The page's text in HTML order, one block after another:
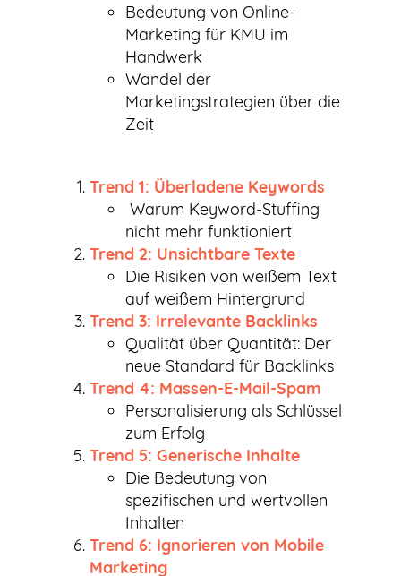
Bedeutung von Online-
Marketing für KMU im
Handwerk
Wandel der
Marketingstrategien über die
Zeit
Trend 1: Überladene Keywords
Warum Keyword-Stuffing
nicht mehr funktioniert
Trend 2: Unsichtbare Texte
Die Risiken von weißem Text
auf weißem Hintergrund
Trend 3: Irrelevante Backlinks
Qualität über Quantität: Der
neue Standard für Backlinks
Trend 4: Massen-E-Mail-Spam
Personalisierung als Schlüssel
zum Erfolg
Trend 5: Generische Inhalte
Die Bedeutung von
spezifischen und wertvollen
Inhalten
Trend 6: Ignorieren von Mobile
Marketing